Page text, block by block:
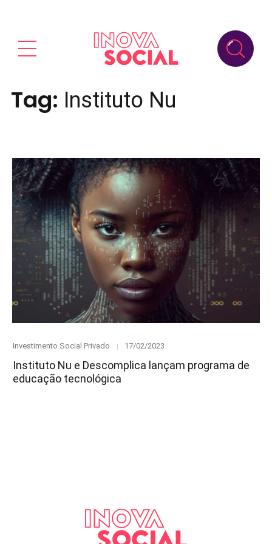
Tag: Instituto Nu
Category
Investimento Social Privado
Posted
17/02/2023
Instituto Nu e Descomplica lançam programa de
educação tecnológica